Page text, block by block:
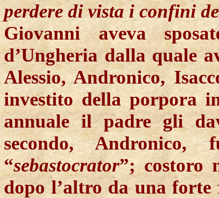
perdere di vista i confini
Giovanni aveva
d’Ungheria dalla quale
Alessio, Andronico,
investito della porpora
annuale il padre gli
secondo,
“sebastocrator”; costoro
dopo l’altro da una